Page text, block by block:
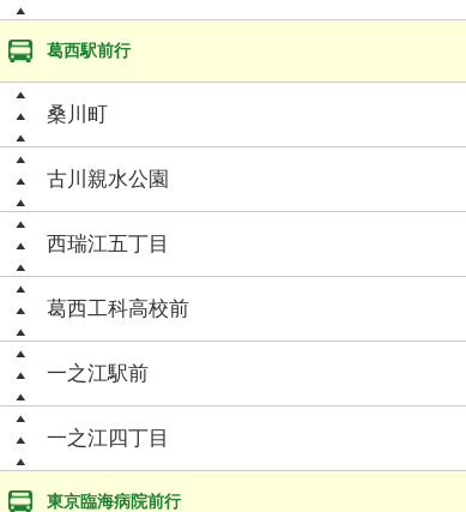
葛西駅前行
桑川町
古川親水公園
西瑞江五丁目
葛西工科高校前
一之江駅前
一之江四丁目
東京臨海病院前行